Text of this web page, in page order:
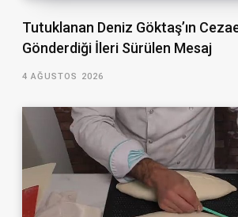
Tutuklanan Deniz Göktaş’ın
Gönderdiği İleri Sürülen Mesaj
4 AĞUSTOS 2026